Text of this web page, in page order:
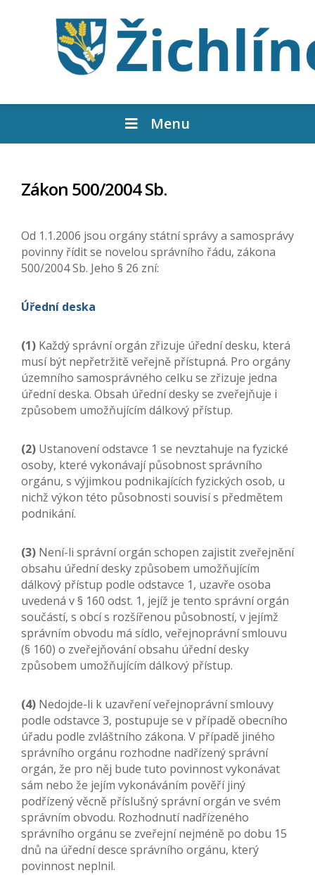
Menu
Zákon 500/2004 Sb.
Od 1.1.2006 jsou orgány státní správy a samosprávy
povinny řídit se novelou správního řádu, zákona
500/2004 Sb. Jeho § 26 zní:
Úřední deska
(1) Každý správní orgán zřizuje úřední desku, která
musí být nepřetržitě veřejně přístupná. Pro orgány
územního samosprávného celku se zřizuje jedna
úřední deska. Obsah úřední desky se zveřejňuje i
způsobem umožňujícím dálkový přístup.
(2) Ustanovení odstavce 1 se nevztahuje na fyzické
osoby, které vykonávají působnost správního
orgánu, s výjimkou podnikajících fyzických osob, u
nichž výkon této působnosti souvisí s předmětem
podnikání.
(3) Není-li správní orgán schopen zajistit zveřejnění
obsahu úřední desky způsobem umožňujícím
dálkový přístup podle odstavce 1, uzavře osoba
uvedená v § 160 odst. 1, jejíž je tento správní orgán
součástí, s obcí s rozšířenou působností, v jejímž
správním obvodu má sídlo, veřejnoprávní smlouvu
(§ 160) o zveřejňování obsahu úřední desky
způsobem umožňujícím dálkový přístup.
(4) Nedojde-li k uzavření veřejnoprávní smlouvy
podle odstavce 3, postupuje se v případě obecního
úřadu podle zvláštního zákona. V případě jiného
správního orgánu rozhodne nadřízený správní
orgán, že pro něj bude tuto povinnost vykonávat
sám nebo že jejím vykonáváním pověří jiný
podřízený věcně příslušný správní orgán ve svém
správním obvodu. Rozhodnutí nadřízeného
správního orgánu se zveřejní nejméně po dobu 15
dnů na úřední desce správního orgánu, který
povinnost neplnil.